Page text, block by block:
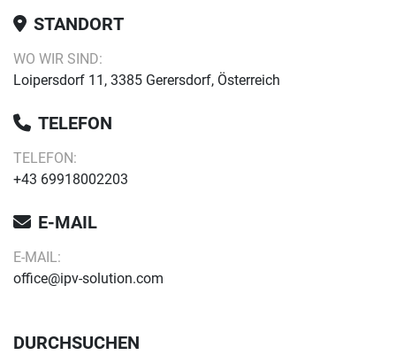
STANDORT
WO WIR SIND:
Loipersdorf 11, 3385 Gerersdorf, Österreich
TELEFON
TELEFON:
+43 69918002203
E-MAIL
E-MAIL:
office@ipv-solution.com
DURCHSUCHEN